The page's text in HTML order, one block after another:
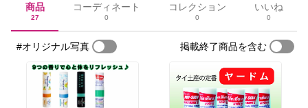
商品
27
コーディネート
0
コレクション
0
いいね
0
#オリジナル写真 掲載終了商品を含む